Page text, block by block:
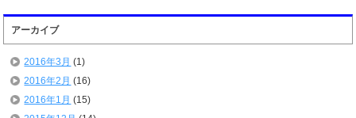
アーカイブ
2016年3月 (1)
2016年2月 (16)
2016年1月 (15)